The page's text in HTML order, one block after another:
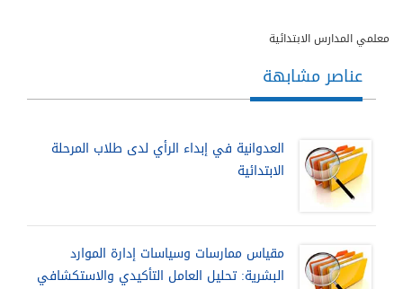
معلمي المدارس الابتدائية
عناصر مشابهة
العدوانية في إبداء الرأي لدى طلاب المرحلة
الابتدائية
مقياس ممارسات وسياسات إدارة الموارد
البشرية: تحليل العامل التأكيدي والاستكشافي